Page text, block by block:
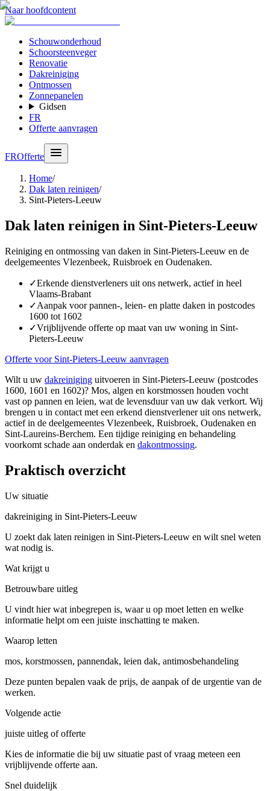
Naar hoofdcontent
Schouwonderhoud
Schoorsteenveger
Renovatie
Dakreiniging
Ontmossen
Zonnepanelen
Gidsen
FR
Offerte aanvragen
FROfferte
Home/
Dak laten reinigen/
Sint-Pieters-Leeuw
Dak laten reinigen in Sint-Pieters-Leeuw
Reiniging en ontmossing van daken in Sint-Pieters-Leeuw en de
deelgemeentes Vlezenbeek, Ruisbroek en Oudenaken.
✓Erkende dienstverleners uit ons netwerk, actief in heel
Vlaams-Brabant
✓Aanpak voor pannen-, leien- en platte daken in postcodes
1600 tot 1602
✓Vrijblijvende offerte op maat van uw woning in Sint-
Pieters-Leeuw
Offerte voor Sint-Pieters-Leeuw aanvragen
Wilt u uw dakreiniging uitvoeren in Sint-Pieters-Leeuw (postcodes
1600, 1601 en 1602)? Mos, algen en korstmossen houden vocht
vast op pannen en leien, wat de levensduur van uw dak verkort. Wij
brengen u in contact met een erkend dienstverlener uit ons netwerk,
actief in de deelgemeentes Vlezenbeek, Ruisbroek, Oudenaken en
Sint-Laureins-Berchem. Een tijdige reiniging en behandeling
voorkomt schade aan onderdak en dakontmossing.
Praktisch overzicht
Uw situatie
dakreiniging in Sint-Pieters-Leeuw
U zoekt dak laten reinigen in Sint-Pieters-Leeuw en wilt snel weten
wat nodig is.
Wat krijgt u
Betrouwbare uitleg
U vindt hier wat inbegrepen is, waar u op moet letten en welke
informatie helpt om een juiste inschatting te maken.
Waarop letten
mos, korstmossen, pannendak, leien dak, antimosbehandeling
Deze punten bepalen vaak de prijs, de aanpak of de urgentie van de
werken.
Volgende actie
juiste uitleg of offerte
Kies de informatie die bij uw situatie past of vraag meteen een
vrijblijvende offerte aan.
Snel duidelijk